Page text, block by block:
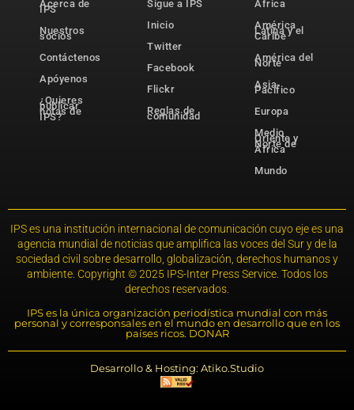
Acerca de
IPS
Nuestros
socios
Contáctenos
Apóyenos
¿Quieres
publicar
notas de
IPS?
Sigue a IPS
Inicio
Twitter
Facebook
Flickr
Reglas de
comunidad
África
América
Latina y el
Caribe
América del
Norte
Asia-
Pacífico
Europa
Medio
Oriente y
Norte de
África
Mundo
IPS es una institución internacional de comunicación cuyo eje es una
agencia mundial de noticias que amplifica las voces del Sur y de la
sociedad civil sobre desarrollo, globalización, derechos humanos y
ambiente. Copyright © 2025 IPS-Inter Press Service. Todos los
derechos reservados.
IPS es la única organización periodística mundial con más
personal y corresponsales en el mundo en desarrollo que en los
países ricos. DONAR
Desarrollo & Hosting: Atiko.Studio